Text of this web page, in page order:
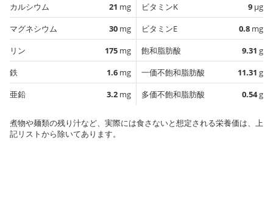
カルシウム
21 mg
マグネシウム
30 mg
リン
175 mg
鉄
1.6 mg
亜鉛
3.2 mg
ビタミンK
9 µg
ビタミンE
0.8 mg
飽和脂肪酸
9.31 g
一価不飽和脂肪酸
11.31 g
多価不飽和脂肪酸
0.54g
煮物や麺類の残り汁など、実際には食さないと想定される栄養価は、上
記リストから除いてあります。